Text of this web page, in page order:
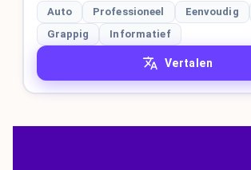
Auto
Professioneel Eenvoudig
Grappig
Informatief
Vertalen